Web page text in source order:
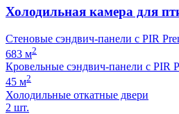
Холодильная камера для
Стеновые сэндвич-панели с PIR
683 м2
Кровельные сэндвич-панели с PIR
45 м2
Холодильные откатные двери
2 шт.